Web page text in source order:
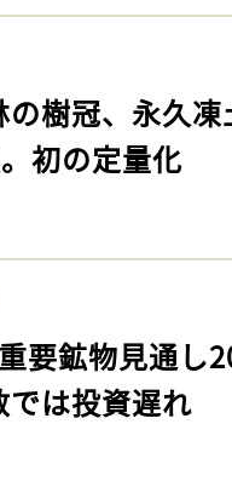
の樹冠、永久
初の定量化
重要鉱物見通
は投資遅れ
会員登録